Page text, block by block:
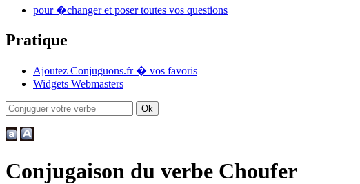
pour �changer et poser toutes vos questions
Pratique
Ajoutez Conjuguons.fr � vos favoris
Widgets Webmasters
Conjugaison du verbe Choufer